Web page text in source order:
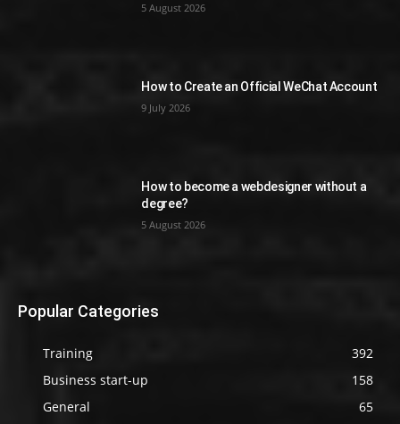
5 August 2026
How to Create an Official WeChat Account
9 July 2026
How to become a webdesigner without a
degree?
5 August 2026
Popular Categories
Training
392
Business start-up
158
General
65